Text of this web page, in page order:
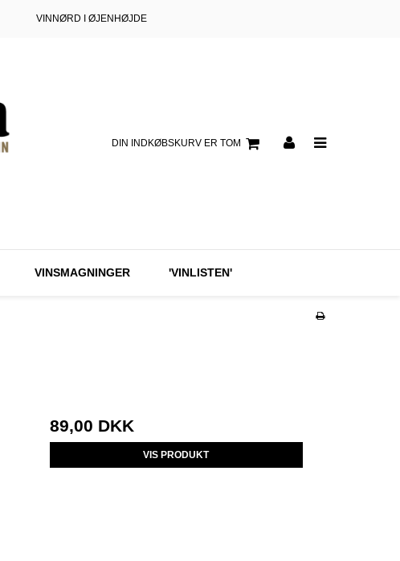
VINNØRD I ØJENHØJDE
DIN INDKØBSKURV ER TOM
VINSMAGNINGER 'VINLISTEN'
89,00 DKK
VIS PRODUKT